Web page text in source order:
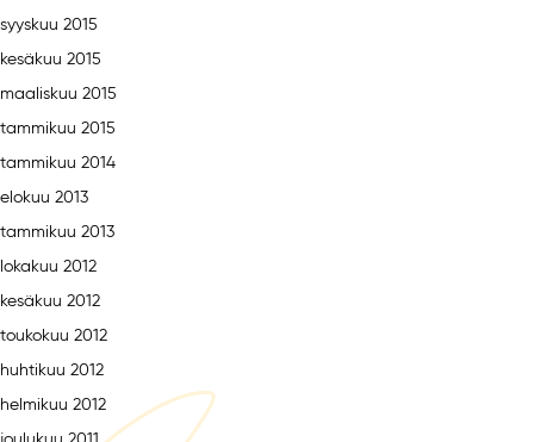
syyskuu 2015
kesäkuu 2015
maaliskuu 2015
tammikuu 2015
tammikuu 2014
elokuu 2013
tammikuu 2013
lokakuu 2012
kesäkuu 2012
toukokuu 2012
huhtikuu 2012
helmikuu 2012